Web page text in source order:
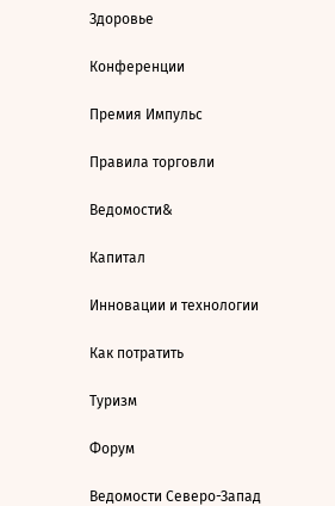
Здоровье
Конференции
Премия Импульс
Правила торговли
Ведомости&
Капитал
Инновации и технологии
Как потратить
Туризм
Форум
Ведомости Северо-Запад